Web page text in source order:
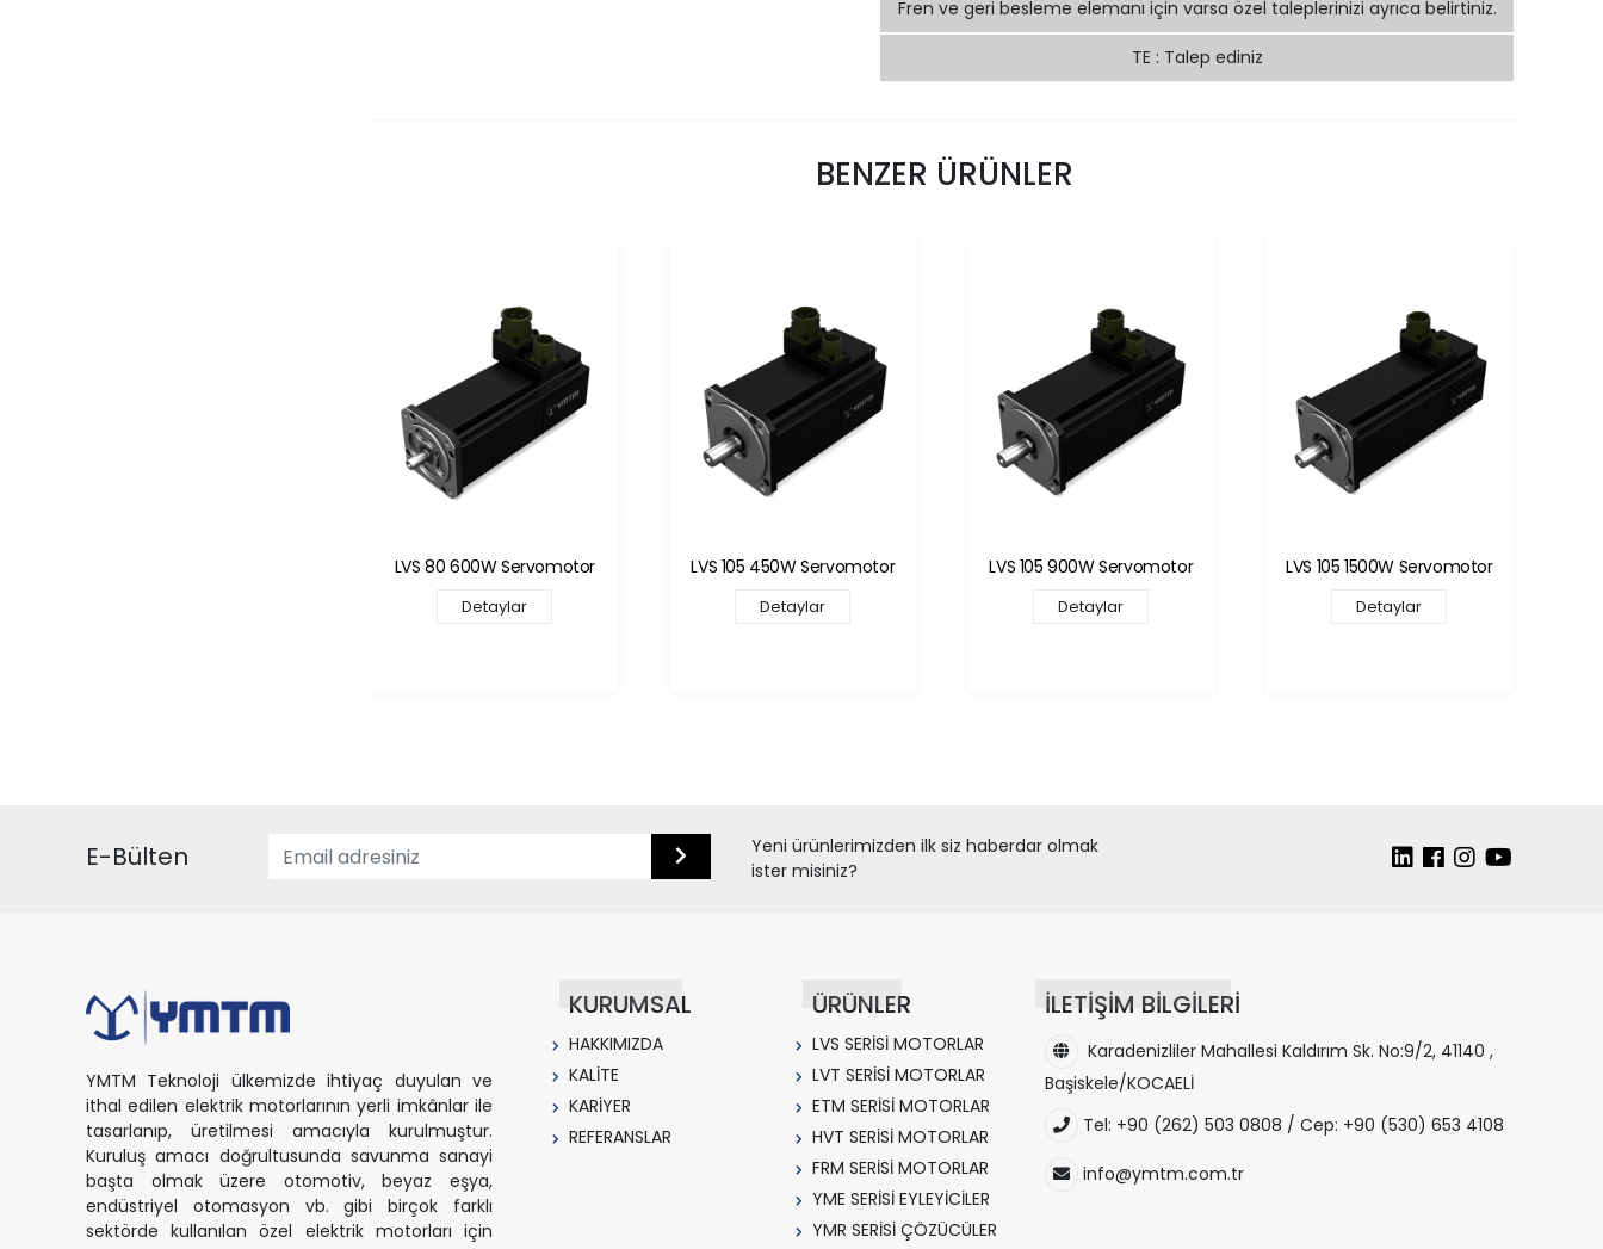
Fren ve geri besleme elemanı için varsa özel taleplerinizi ayrıca belirtiniz.
TE : Talep ediniz
BENZER ÜRÜNLER
LVS 105 450W Servomotor
Detaylar
LVS 105 900W Servomotor
Detaylar
LVS 105 1500W Servomotor
Detaylar
LVS 105 1800W Servomotor
Detaylar
E-Bülten
Yeni ürünlerimizden ilk siz haberdar olmak
ister misiniz?
YMTM Teknoloji ülkemizde ihtiyaç duyulan ve
ithal edilen elektrik motorlarının yerli imkânlar ile
tasarlanıp, üretilmesi amacıyla kurulmuştur.
Kuruluş amacı doğrultusunda savunma sanayi
başta olmak üzere otomotiv, beyaz eşya,
endüstriyel otomasyon vb. gibi birçok farklı
sektörde kullanılan özel elektrik motorları için
KURUMSAL
HAKKIMIZDA
KALİTE
KARİYER
REFERANSLAR
ÜRÜNLER
LVS SERİSİ MOTORLAR
LVT SERİSİ MOTORLAR
ETM SERİSİ MOTORLAR
HVT SERİSİ MOTORLAR
FRM SERİSİ MOTORLAR
YME SERİSİ EYLEYİCİLER
YMR SERİSİ ÇÖZÜCÜLER
İLETİŞİM BİLGİLERİ
Karadenizliler Mahallesi Kaldırım Sk. No:9/2, 41140 ,
Başiskele/KOCAELİ
Tel: +90 (262) 503 0808 / Cep: +90 (530) 653 4108
info@ymtm.com.tr